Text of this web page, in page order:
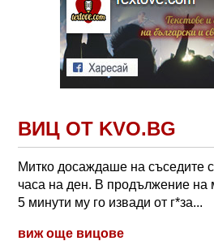
ВИЦ ОТ KVO.BG
Митко досаждаше на съседите
часа на ден. В продължение на
5 минути му го извади от г*за...
виж още вицове